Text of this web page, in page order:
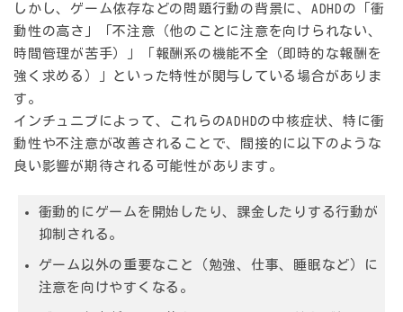
しかし、ゲーム依存などの問題行動の背景に、ADHDの「衝
動性の高さ」「不注意（他のことに注意を向けられない、
時間管理が苦手）」「報酬系の機能不全（即時的な報酬を
強く求める）」といった特性が関与している場合がありま
す。
インチュニブによって、これらのADHDの中核症状、特に衝
動性や不注意が改善されることで、間接的に以下のような
良い影響が期待される可能性があります。
衝動的にゲームを開始したり、課金したりする行動が
抑制される。
ゲーム以外の重要なこと（勉強、仕事、睡眠など）に
注意を向けやすくなる。